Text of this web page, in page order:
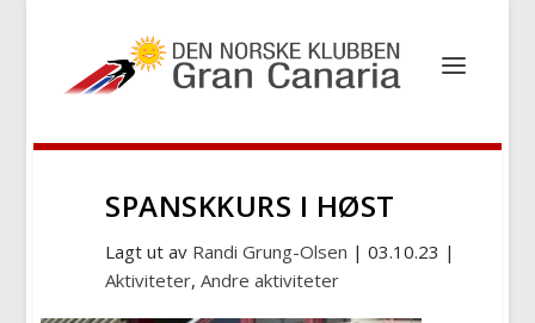
SPANSKKURS I HØST
Lagt ut av Randi Grung-Olsen |03.10.23 |
Aktiviteter,Andre aktiviteter